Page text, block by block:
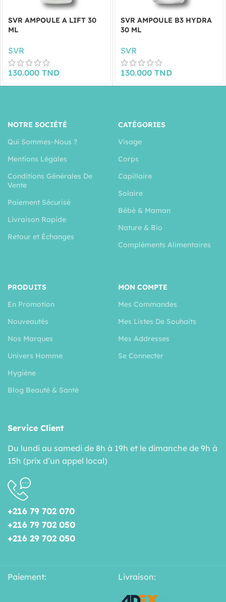
SVR AMPOULE A LIFT 30
ML
SVR
130.000 TND
SVR AMPOULE B3 HYDRA
30 ML
SVR
130.000 TND
NOTRE SOCIÉTÉ
Qui Sommes-Nous ?
Mentions Légales
Conditions Générales De
Vente
Paiement Sécurisé
Livraison Rapide
Retour et Échanges
CATÉGORIES
Visage
Corps
Capillaire
Solaire
Bébé & Maman
Nature & Bio
Compléments Alimentaires
PRODUITS
En Promotion
Nouveautés
Nos Marques
Univers Homme
Hygiéne
Blog Beauté & Santé
MON COMPTE
Mes Commandes
Mes Listes De Souhaits
Mes Addresses
Se Connecter
Service Client
Du lundi au samedi de 8h à 19h et le dimanche de 9h à
15h (prix d’un appel local)
+216 79 702 070
+216 79 702 050
+216 29 702 050
Paiement: Livraison: